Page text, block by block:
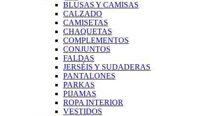
BLUSAS Y CAMISAS
CALZADO
CAMISETAS
CHAQUETAS
COMPLEMENTOS
CONJUNTOS
FALDAS
JERSÉIS Y SUDADERAS
PANTALONES
PARKAS
PIJAMAS
ROPA INTERIOR
VESTIDOS